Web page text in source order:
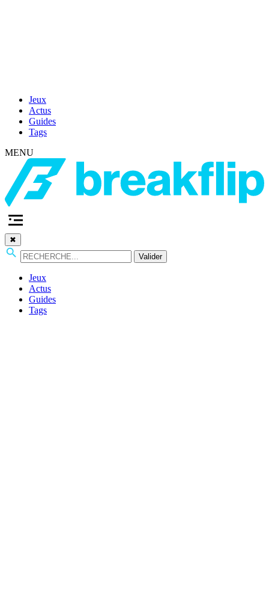
Jeux
Actus
Guides
Tags
MENU
✖
Valider
Jeux
Actus
Guides
Tags